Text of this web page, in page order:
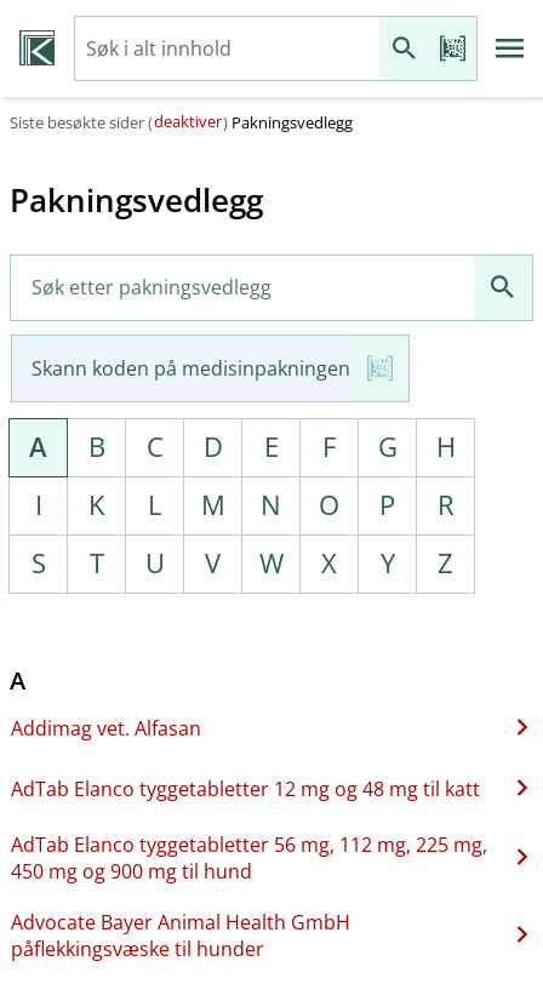
Siste besøkte sider (deaktiver) Pakningsvedlegg
Pakningsvedlegg
Skann koden på medisinpakningen
A B C D E F G
H
I
K L M N O P
R
S
T U V W X Y Z
A
Addimag vet. Alfasan
AdTab Elanco tyggetabletter 12 mg og 48 mg til katt
AdTab Elanco tyggetabletter 56 mg, 112 mg, 225 mg,
450 mg og 900 mg til hund
Advocate Bayer Animal Health GmbH
påflekkingsvæske til hunder